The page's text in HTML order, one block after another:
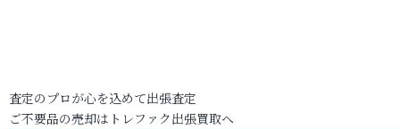
査定のプロが心を込めて出張査定
ご不要品の売却はトレファク出張買取へ